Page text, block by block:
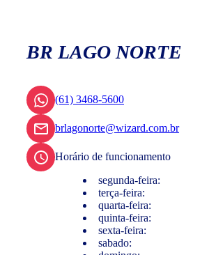
BR LAGO NORTE
(61) 3468-5600
brlagonorte@wizard.com.br
Horário de funcionamento
segunda-feira:
terça-feira:
quarta-feira:
quinta-feira:
sexta-feira:
sabado: